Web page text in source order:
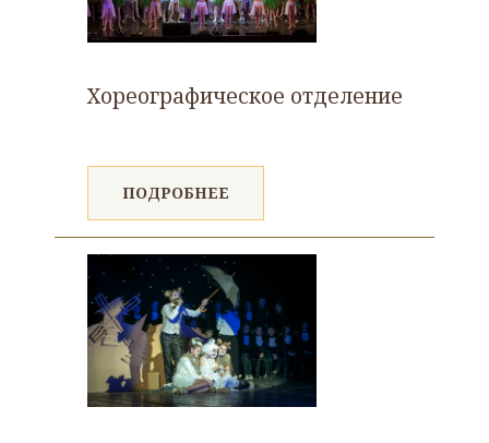
Хореографическое отделение
ПОДРОБНЕЕ